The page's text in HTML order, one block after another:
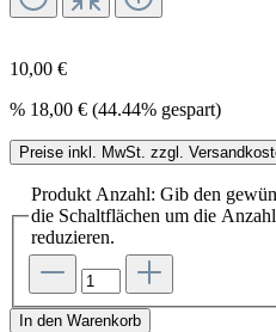
10,00 €
% 18,00 € (44.44% gespart)
Preise inkl. MwSt. zzgl.
Produkt Anzahl: Gib den
die Schaltflächen um die
reduzieren.
In den Warenkorb